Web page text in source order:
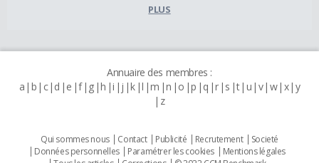
PLUS
Annuaire des membres :
a b c d e f g h i j k l m n o p q r s t u v w x y
z
Qui sommes nous Contact Publicité Recrutement
Societé
Données personnelles
Paramétrer les cookies
Mentions légales